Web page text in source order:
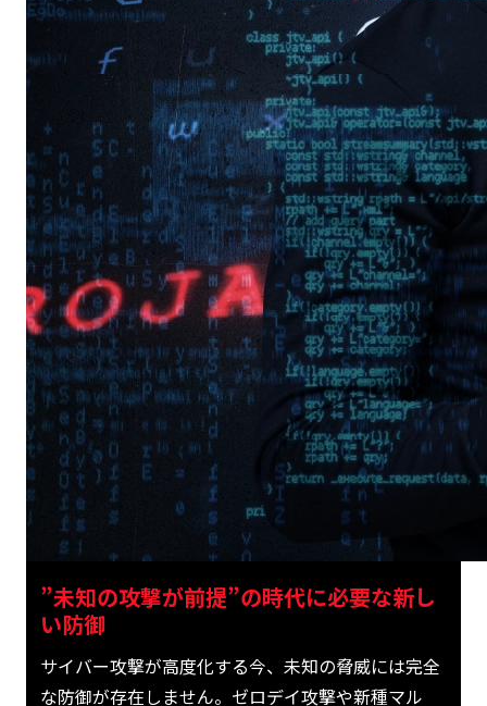
”未知の攻撃が前提”の時代に必要な新し
い防御
サイバー攻撃が高度化する今、未知の脅威には完全
な防御が存在しません。ゼロデイ攻撃や新種マル